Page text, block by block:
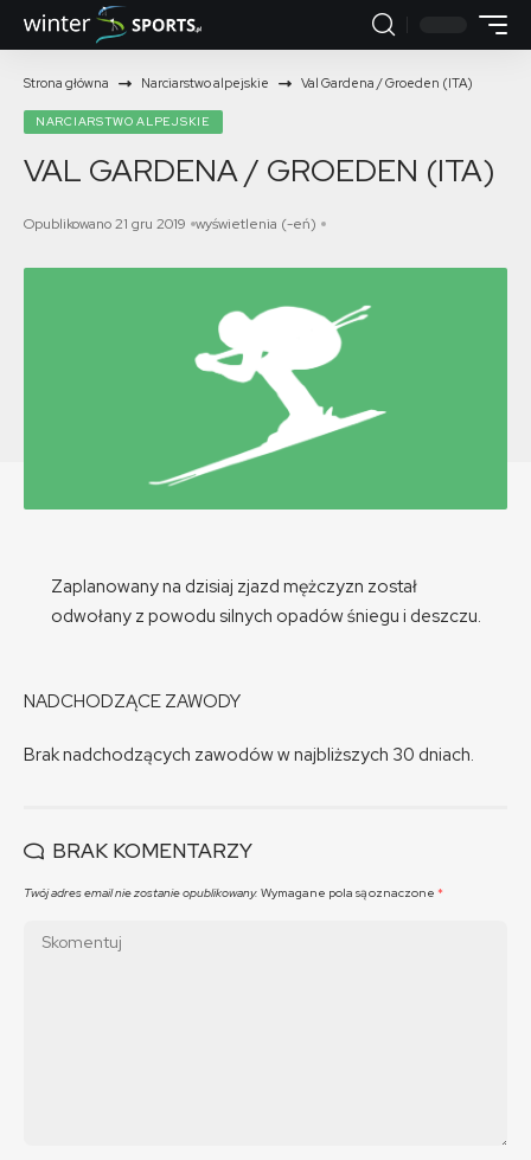
Strona główna Narciarstwo alpejskie Val Gardena / Groeden (ITA)
NARCIARSTWO ALPEJSKIE
VAL GARDENA / GROEDEN (ITA)
Opublikowano 21 gru 2019 wyświetlenia (-eń)
Zaplanowany na dzisiaj zjazd mężczyzn został
odwołany z powodu silnych opadów śniegu i deszczu.
NADCHODZĄCE ZAWODY
Brak nadchodzących zawodów w najbliższych 30 dniach.
BRAK KOMENTARZY
Twój adres email nie zostanie opublikowany. Wymagane pola są oznaczone *